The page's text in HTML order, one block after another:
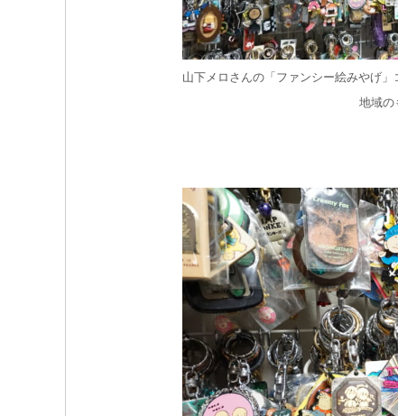
山下メロさんの「ファンシー絵みやげ
地域の